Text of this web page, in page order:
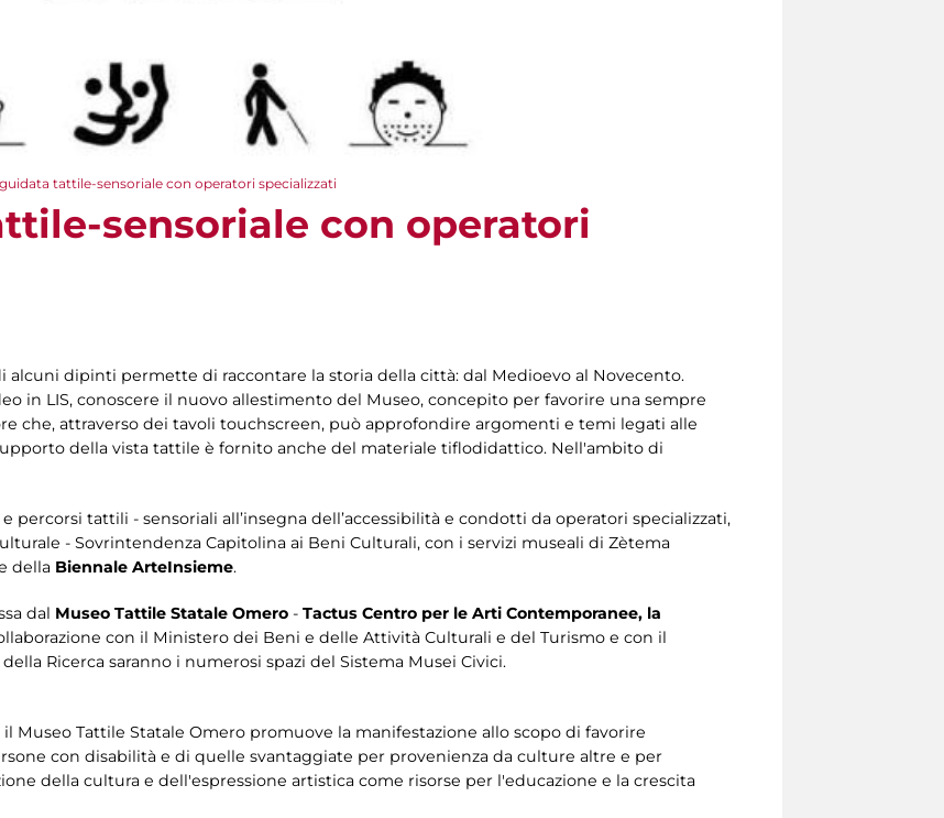
tattile-sensoriale con operatori specializzati
sensoriale con operatori
alcuni dipinti permette di raccontare la storia della città: dal Medioevo al Novecento.
in LIS, conoscere il nuovo allestimento del Museo, concepito per favorire una sempre
che, attraverso dei tavoli touchscreen, può approfondire argomenti e temi legati alle
della vista tattile è fornito anche del materiale tiflodidattico. Nell'ambito di
tattili - sensoriali all’insegna dell’accessibilità e condotti da operatori specializzati,
- Sovrintendenza Capitolina ai Beni Culturali, con i servizi museali di Zètema
della Biennale ArteInsieme.
dal Museo Tattile Statale Omero - Tactus Centro per le Arti Contemporanee, la
con il Ministero dei Beni e delle Attività Culturali e del Turismo e con il
Ricerca saranno i numerosi spazi del Sistema Musei Civici.
Museo Tattile Statale Omero promuove la manifestazione allo scopo di favorire
con disabilità e di quelle svantaggiate per provenienza da culture altre e per
della cultura e dell'espressione artistica come risorse per l'educazione e la crescita